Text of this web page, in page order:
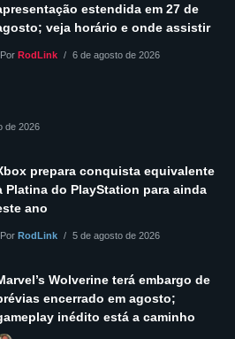
estendida em 27 de
veja horário e onde assistir
Por RodLink 6 de agosto de 2026
de 2026
prepara conquista equivalente
Platina do PlayStation para ainda
ano
Por RodLink 5 de agosto de 2026
Wolverine terá embargo de
encerrado em agosto;
inédito está a caminho